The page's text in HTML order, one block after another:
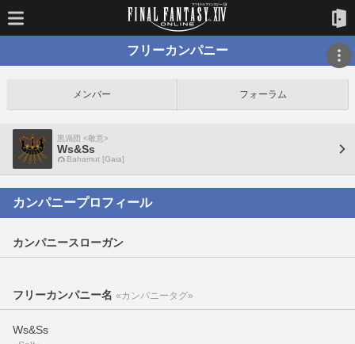
フリーカンパニー
メンバー フォーラム
黒渦団 <敬意>
Ws&Ss
Bahamut [Gaia]
カンパニープロフィール
カンパニースローガン
フリーカンパニー名 «カンパニータグ»
Ws&Ss